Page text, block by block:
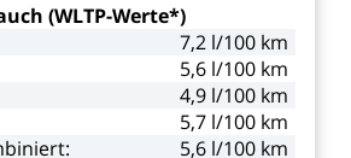
(WLTP-Werte*)
7,2 l/100 km
5,6 l/100 km
4,9 l/100 km
5,7 l/100 km
5,6 l/100 km